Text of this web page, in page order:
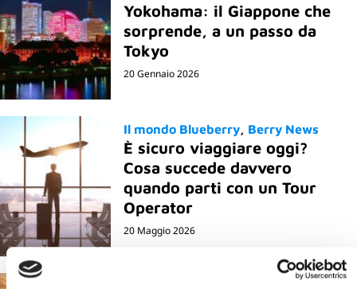
Yokohama: il Giappone che
sorprende, a un passo da
Tokyo
20 Gennaio 2026
Il mondo Blueberry Berry News
È sicuro viaggiare oggi?
Cosa succede davvero
quando parti con un Tour
Operator
20 Maggio 2026